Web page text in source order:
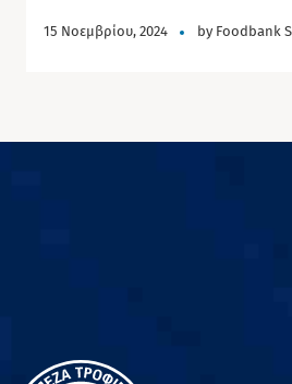
15 Νοεμβρίου, 2024 by Foodbank